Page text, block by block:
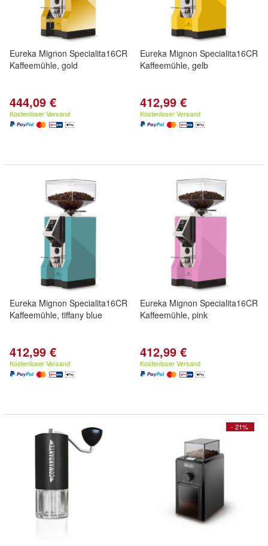
Eureka Mignon Specialita16CR
Kaffeemühle, gold
444,09 €
Kostenloser Versand
Eureka Mignon Specialita16CR
Kaffeemühle, gelb
412,99 €
Kostenloser Versand
Eureka Mignon Specialita16CR
Kaffeemühle, tiffany blue
412,99 €
Kostenloser Versand
Eureka Mignon Specialita16CR
Kaffeemühle, pink
412,99 €
Kostenloser Versand
- 21%